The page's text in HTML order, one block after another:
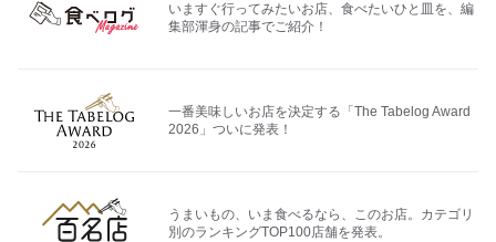
いますぐ行ってみたいお店、食べたいひと皿を、編
集部渾身の記事でご紹介！
一番美味しいお店を決定する「The Tabelog Award
2026」ついに発表！
うまいもの、いま食べるなら、このお店。カテゴリ
別のランキングTOP100店舗を発表。